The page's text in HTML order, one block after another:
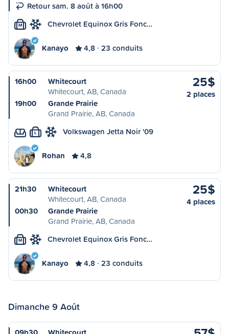
Retour sam. 8 août à 16h00
M Chevrolet Equinox Gris Fonc…
Kanayo 4,8 23 conduits
16h00
Whitecourt
Whitecourt, AB, Canada
19h00
Grande Prairie
Grand Prairie, AB, Canada
25$
2 places
L Volkswagen Jetta Noir '09
Rohan 4,8
21h30
Whitecourt
Whitecourt, AB, Canada
00h30
Grande Prairie
Grand Prairie, AB, Canada
25$
4 places
M Chevrolet Equinox Gris Fonc…
Kanayo 4,8 23 conduits
Dimanche 9 Août